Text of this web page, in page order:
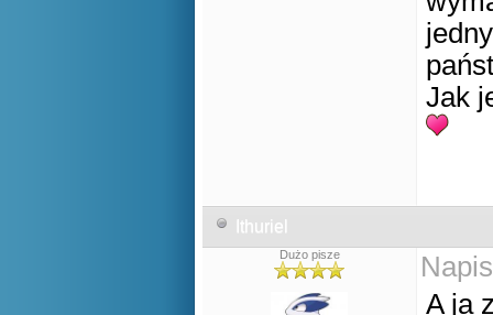
Jak
Ithuriel
Dużo pisze
A ja